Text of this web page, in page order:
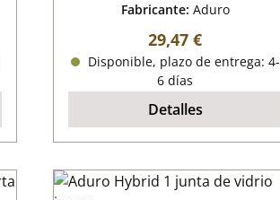
Fabricante: Aduro
Precio normal:
29,47 €
Disponible, plazo de entrega: 4-
6 días
Detalles